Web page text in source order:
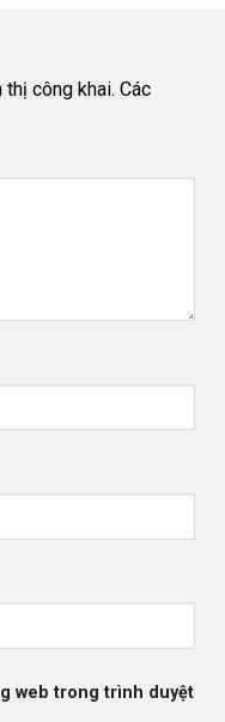
công khai. Các
web trong trình duyệt